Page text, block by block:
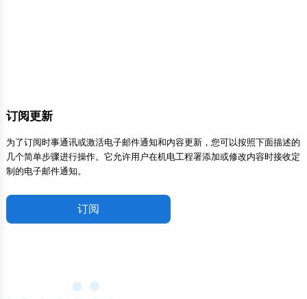
订阅更新
为了订阅时事通讯或激活电子邮件通知和内容更新，您可以按照下面描述的
几个简单步骤进行操作。它允许用户在机电工程署添加或修改内容时接收定
制的电子邮件通知。
订阅